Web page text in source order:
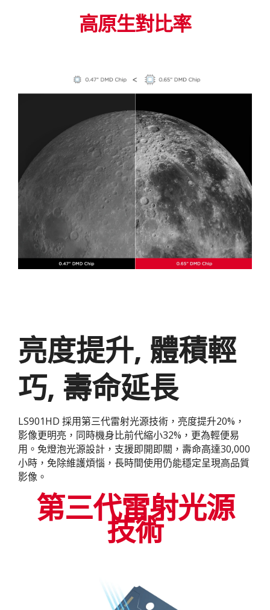
高原生對比率
亮度提升, 體積輕
巧, 壽命延長
LS901HD 採用第三代雷射光源技術，亮度提升20%，
影像更明亮，同時機身比前代縮小32%，更為輕便易
用。免燈泡光源設計，支援即開即關，壽命高達30,000
小時，免除維護煩惱，長時間使用仍能穩定呈現高品質
影像。
第三代雷射光源
技術